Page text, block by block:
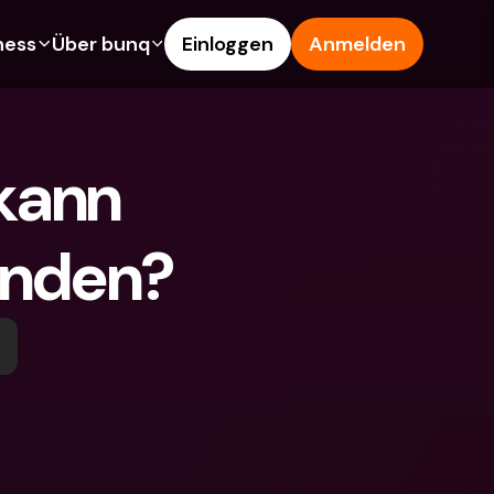
werben
Kreditkarten
Fremdwährungen &
Abhebungen & Einzahlungen
Über bunq
Kontaktiere uns
Rechtliche Dokumente
Einloggen Anmelden